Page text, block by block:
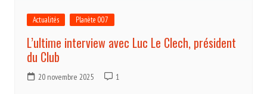
Actualités Planète 007
L’ultime interview avec Luc Le Clech, président
du Club
20 novembre 2025 1